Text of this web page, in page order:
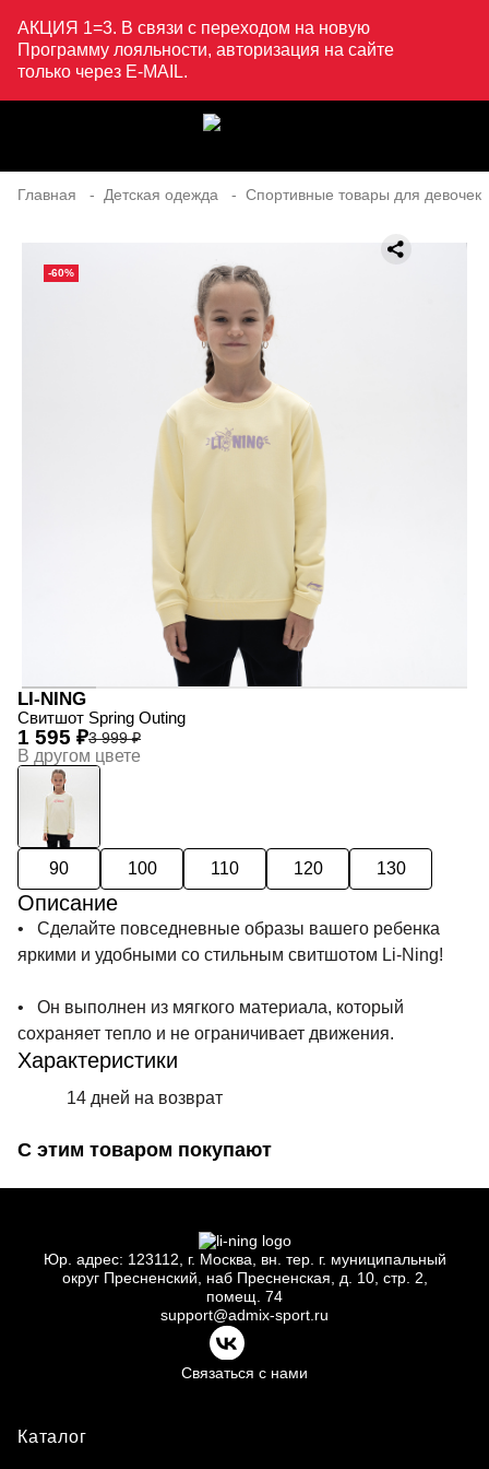
АКЦИЯ 1=3. В связи с переходом на новую
Программу лояльности, авторизация на сайте
только через E-MAIL.
Главная Детская одежда Спортивные товары для девочек
-60%
LI-NING
Свитшот Spring Outing
3 999 ₽
1 595 ₽
В другом цвете
90 100 110 120 130
Описание
• Сделайте повседневные образы вашего ребенка
яркими и удобными со стильным свитшотом Li-Ning!
• Он выполнен из мягкого материала, который
сохраняет тепло и не ограничивает движения.
Характеристики
14 дней на возврат
С этим товаром покупают
Юр. адрес: 123112, г. Москва, вн. тер. г. муниципальный
округ Пресненский, наб Пресненская, д.
10, стр. 2,
помещ. 74
support@admix-sport.ru
Связаться с нами
Каталог